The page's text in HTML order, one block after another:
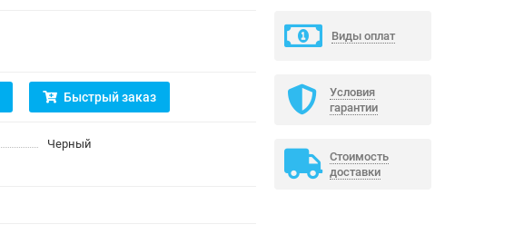
Быстрый заказ
Черный
Виды оплат
Условия
гарантии
Стоимость
доставки